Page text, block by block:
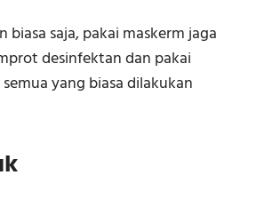
biasa saja, pakai maskerm jaga
desinfektan dan pakai
yang biasa dilakukan